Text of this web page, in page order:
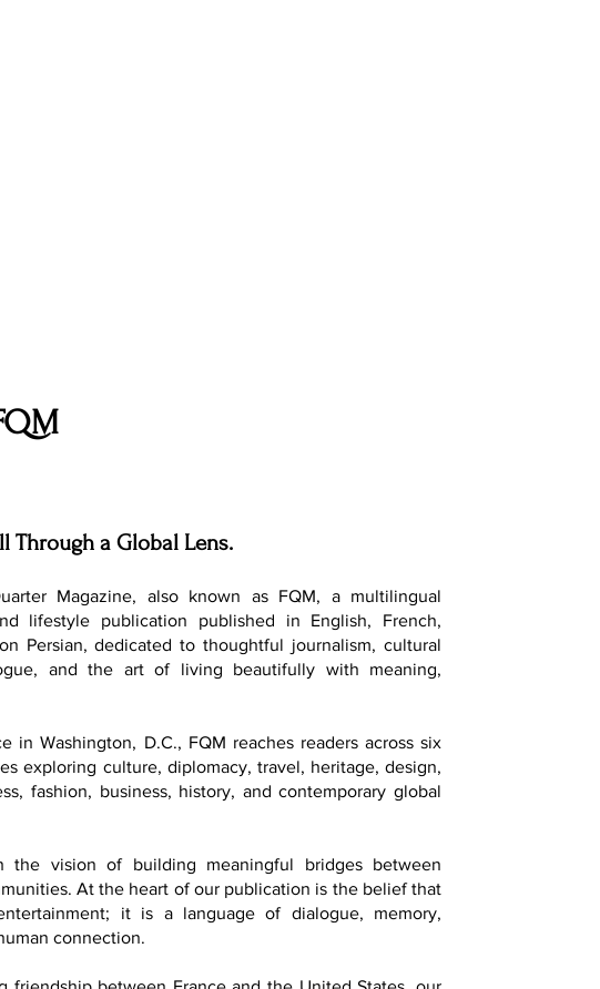
Through a Global Lens.
Magazine, also known as FQM, a multilingual
lifestyle publication published in English, French,
Persian, dedicated to thoughtful journalism, cultural
and the art of living beautifully with meaning,
in Washington, D.C., FQM reaches readers across six
exploring culture, diplomacy, travel, heritage, design,
fashion, business, history, and contemporary global
the vision of building meaningful bridges between
At the heart of our publication is the belief that
it is a language of dialogue, memory,
connection.